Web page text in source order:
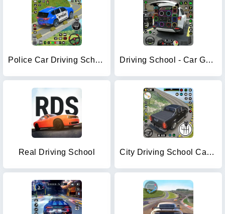
Police Car Driving School Game Driving School - Car Games 3D
Real Driving School City Driving School Car Games